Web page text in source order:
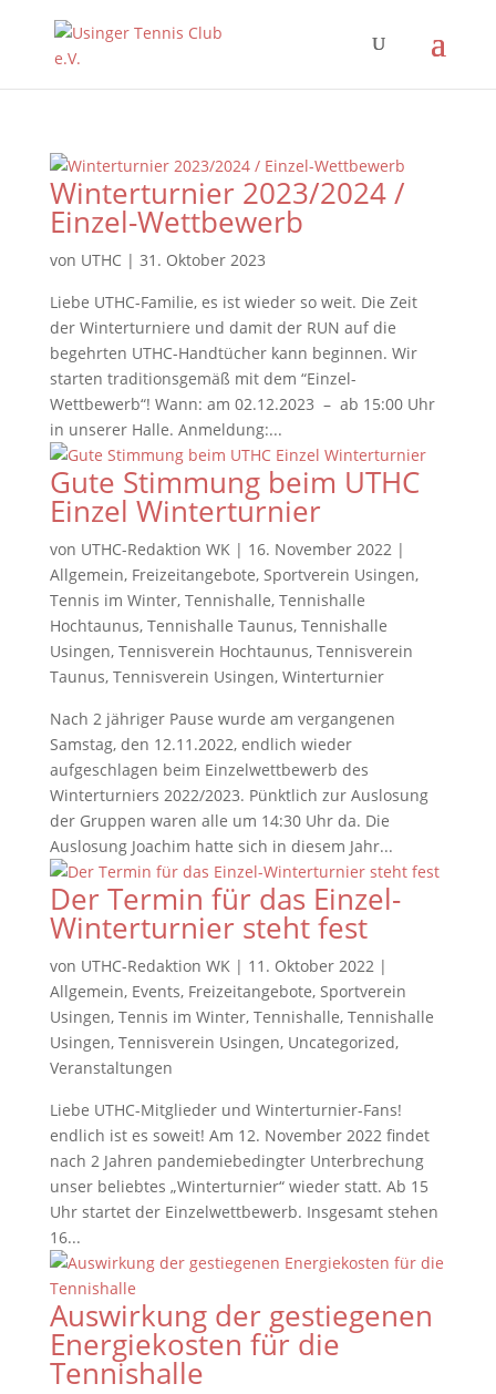
Winterturnier 2023/2024 /
Einzel-Wettbewerb
von UTHC| 31. Oktober 2023
Liebe UTHC-Familie, es ist wieder so weit. Die Zeit
der Winterturniere und damit der RUN auf die
begehrten UTHC-Handtücher kann beginnen. Wir
starten traditionsgemäß mit dem “Einzel-
Wettbewerb“! Wann: am 02.12.2023 – ab 15:00 Uhr
in unserer Halle. Anmeldung:...
Gute Stimmung beim UTHC
Einzel Winterturnier
von UTHC-Redaktion WK| 16. November 2022|
Allgemein, Freizeitangebote, Sportverein Usingen,
Tennis im Winter, Tennishalle, Tennishalle
Hochtaunus, Tennishalle Taunus, Tennishalle
Usingen, Tennisverein Hochtaunus, Tennisverein
Taunus, Tennisverein Usingen, Winterturnier
Nach 2 jähriger Pause wurde am vergangenen
Samstag, den 12.11.2022, endlich wieder
aufgeschlagen beim Einzelwettbewerb des
Winterturniers 2022/2023. Pünktlich zur Auslosung
der Gruppen waren alle um 14:30 Uhr da. Die
Auslosung Joachim hatte sich in diesem Jahr...
Der Termin für das Einzel-
Winterturnier steht fest
von UTHC-Redaktion WK| 11. Oktober 2022|
Allgemein, Events, Freizeitangebote, Sportverein
Usingen, Tennis im Winter, Tennishalle, Tennishalle
Usingen, Tennisverein Usingen, Uncategorized,
Veranstaltungen
Liebe UTHC-Mitglieder und Winterturnier-Fans!
endlich ist es soweit! Am 12. November 2022 findet
nach 2 Jahren pandemiebedingter Unterbrechung
unser beliebtes „Winterturnier“ wieder statt. Ab 15
Uhr startet der Einzelwettbewerb. Insgesamt stehen
16...
Auswirkung der gestiegenen
Energiekosten für die
Tennishalle